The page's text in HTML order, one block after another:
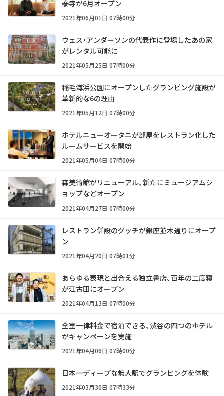
泰寺が6月オープン
2021年06月01日 07時00分
ウェス・アンダーソンの代表作に登場したあの家
がレンタル可能に
2021年05月25日 07時00分
稲毛海浜公園にオープンしたグランピング施設が
革新的な6の理由
2021年05月12日 07時00分
ホテルニューオータニが部屋をレストラン化した
ルームサービスを開始
2021年05月04日 07時00分
森美術館がリニューアル、新たにミュージアムシ
ョップなどオープン
2021年04月27日 07時00分
レストラン併設のグッチが銀座並木通りにオープ
ン
2021年04月20日 07時01分
あらゆる表現と出合える独立書店、百年の二度寝
が江古田にオープン
2021年04月13日 07時00分
全室一律料金で宿泊できる、渋谷の四つのホテル
がキャンペーンを実施
2021年04月06日 07時00分
日本一ディープな無人駅でグランピングを体験
2021年03月30日 07時33分